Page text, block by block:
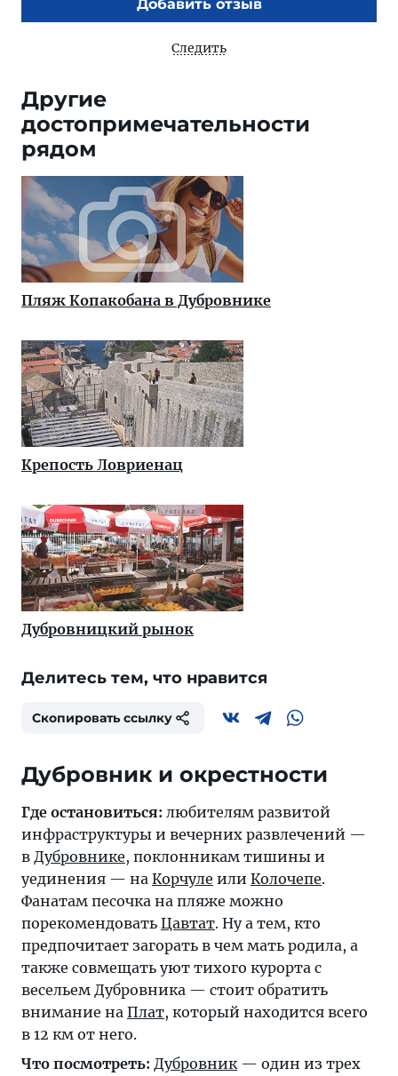
Добавить отзыв
Следить
Другие
достопримечательности
рядом
Пляж Копакобана в Дубровнике
Крепость Ловриенац
Дубровницкий рынок
Делитесь тем, что нравится
Скопировать ссылку
Дубровник и окрестности
Где остановиться: любителям развитой
инфраструктуры и вечерних развлечений —
в Дубровнике, поклонникам тишины и
уединения — на Корчуле или Колочепе.
Фанатам песочка на пляже можно
порекомендовать Цавтат. Ну а тем, кто
предпочитает загорать в чем мать родила, а
также совмещать уют тихого курорта с
весельем Дубровника — стоит обратить
внимание на Плат, который находится всего
в 12 км от него.
Что посмотреть: Дубровник— один из трех